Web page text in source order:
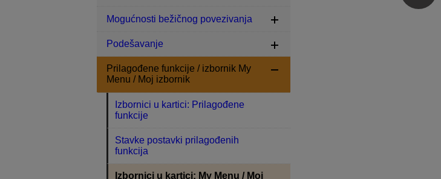
Mogućnosti bežičnog povezivanja
Podešavanje
Prilagođene funkcije / izbornik My
Menu / Moj izbornik
Izbornici u kartici: Prilagođene
funkcije
Stavke postavki prilagođenih
funkcija
Izbornici u kartici: My Menu / Moj